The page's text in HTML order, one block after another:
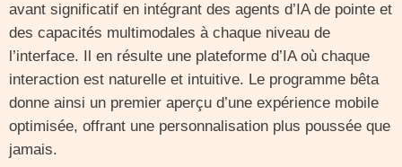
avant significatif en intégrant des agents d’IA de pointe et
des capacités multimodales à chaque niveau de
l’interface. Il en résulte une plateforme d’IA où chaque
interaction est naturelle et intuitive. Le programme bêta
donne ainsi un premier aperçu d’une expérience mobile
optimisée, offrant une personnalisation plus poussée que
jamais.